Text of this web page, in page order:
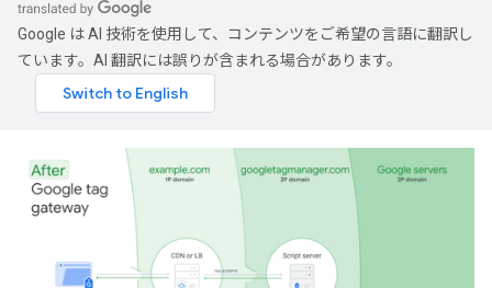
Google は AI 技術を使用して、コンテンツをご希望の言語に翻訳し
ています。AI 翻訳には誤りが含まれる場合があります。